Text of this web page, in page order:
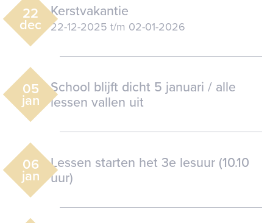
22
dec
Kerstvakantie
22-12-2025 t/m 02-01-2026
05
jan
School blijft dicht 5 januari / alle
lessen vallen uit
06
jan
Lessen starten het 3e lesuur (10.10
uur)